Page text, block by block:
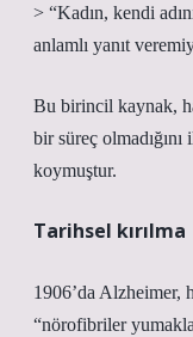
> “Kadın, kendi
anlamlı yanıt
Bu birincil kaynak,
bir süreç
koymuştur.
Tarihsel kırılma
1906’da Alzheimer,
“nörofibriler